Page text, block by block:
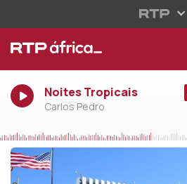
Noites Tropicais
Carlos Pedro